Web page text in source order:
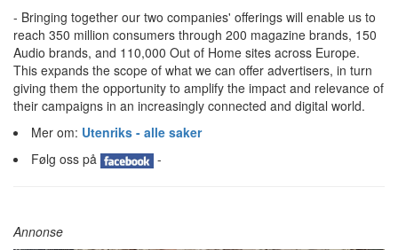
- Bringing together our two companies' offerings will enable us to
reach 350 million consumers through 200 magazine brands, 150
Audio brands, and 110,000 Out of Home sites across Europe.
This expands the scope of what we can offer advertisers, in turn
giving them the opportunity to amplify the impact and relevance of
their campaigns in an increasingly connected and digital world.
Mer om: Utenriks - alle saker
Følg oss på
-
Annonse